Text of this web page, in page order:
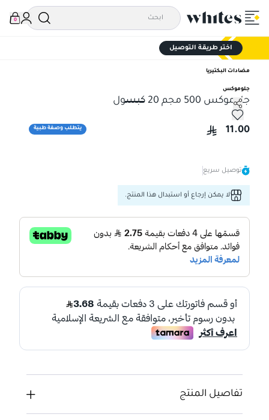
0
اختر طريقة التوصيل
مضادات البكتيريا
جلوموكس
جلوموكس 500 مجم 20 كبسول
يتطلب وصفة طبية
جلوموكس 500 مجم 20 كبسول
11.00
توصيل سريع
لا يمكن إرجاع أو استبدال هذا المنتج.
تفاصيل المنتج